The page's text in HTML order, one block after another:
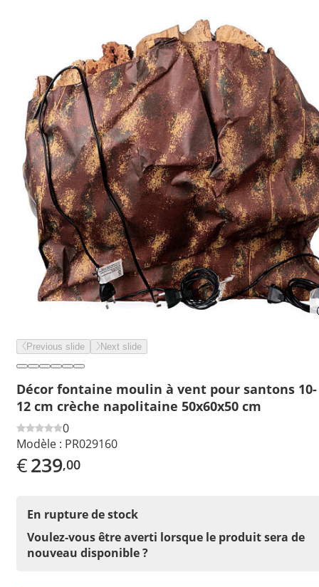
Previous slide Next slide
Décor fontaine moulin à vent pour santons 10-
12 cm crèche napolitaine 50x60x50 cm
0
Modèle : PR029160
€239,00
En rupture de stock
Voulez-vous être averti lorsque le produit sera de
nouveau disponible ?